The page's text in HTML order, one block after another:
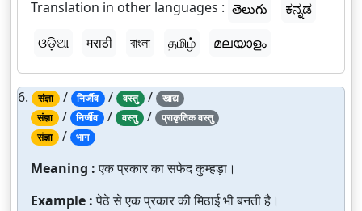
Translation in other languages : తెలుగు
ಕನ್ನಡ
ଓଡ଼ିଆ
मराठी বাংলা தமிழ் മലയാളം
6. संज्ञा / निर्जीव / वस्तु /
खाद्य
संज्ञा / निर्जीव / वस्तु /
प्राकृतिक वस्तु
संज्ञा / भाग
Meaning :एक प्रकार का सफेद कुम्हड़ा।
Example :पेठे से एक प्रकार की मिठाई भी बनती है।